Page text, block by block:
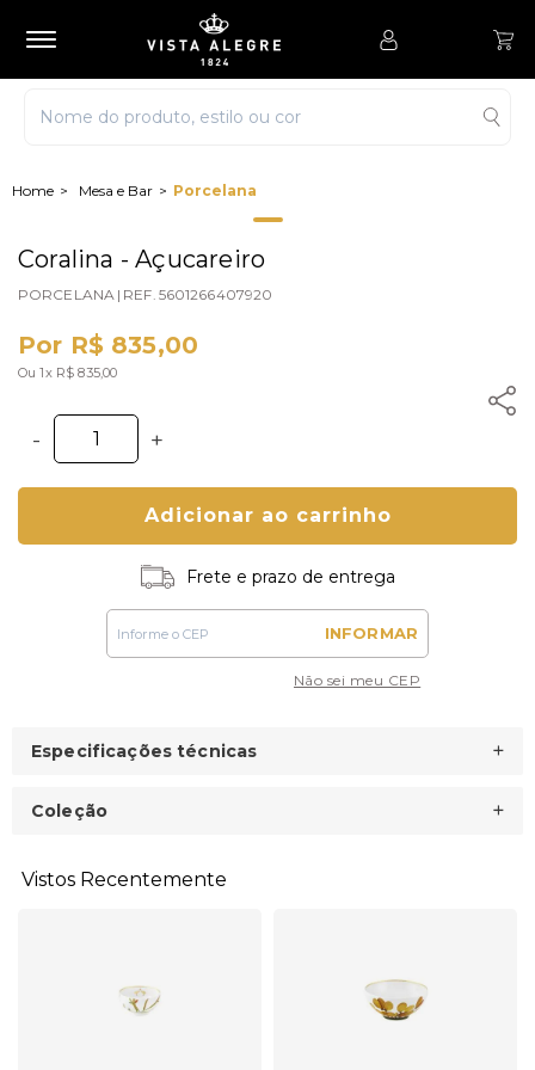
Mesa e Bar Porcelana
Coralina - Açucareiro
PORCELANA | REF. 5601266407920
Por R$ 835,00
Ou 1x R$ 835,00
- +
Adicionar ao carrinho
Frete e prazo de entrega
INFORMAR
Não sei meu CEP
Especificações técnicas
Coleção
Vistos Recentemente